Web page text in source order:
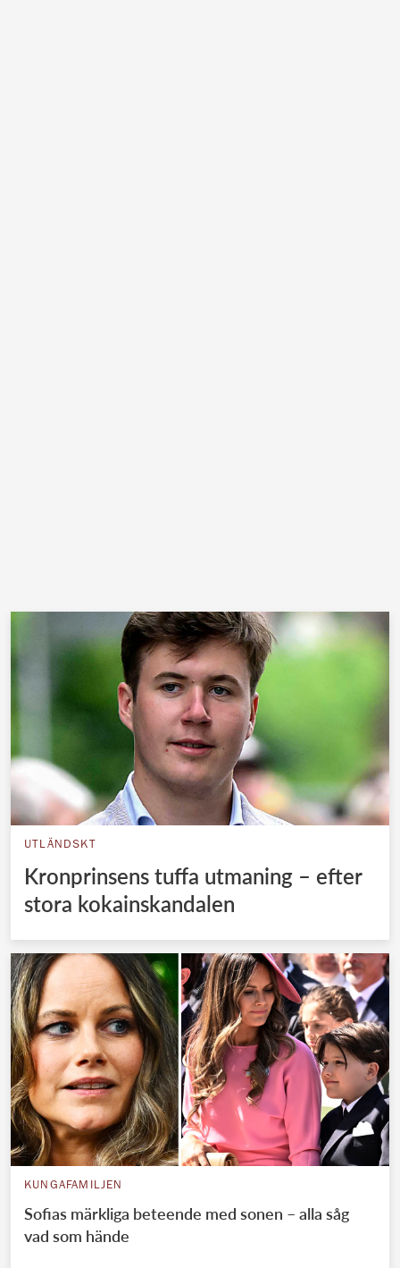
UTLÄNDSKT
Kronprinsens tuffa utmaning – efter
stora kokainskandalen
KUNGAFAMILJEN
Sofias märkliga beteende med sonen – alla såg
vad som hände